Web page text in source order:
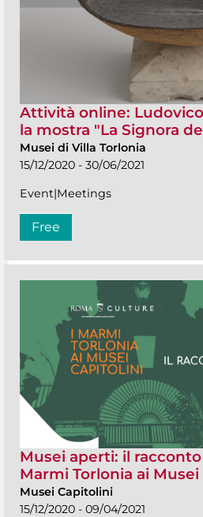
Attività online:
la mostra "La Signora
Musei di Villa Torlonia
15/12/2020 - 30/06/2021
Event|Meetings
Free
Musei aperti: il
Marmi Torlonia ai
Musei Capitolini
15/12/2020 - 09/04/2021